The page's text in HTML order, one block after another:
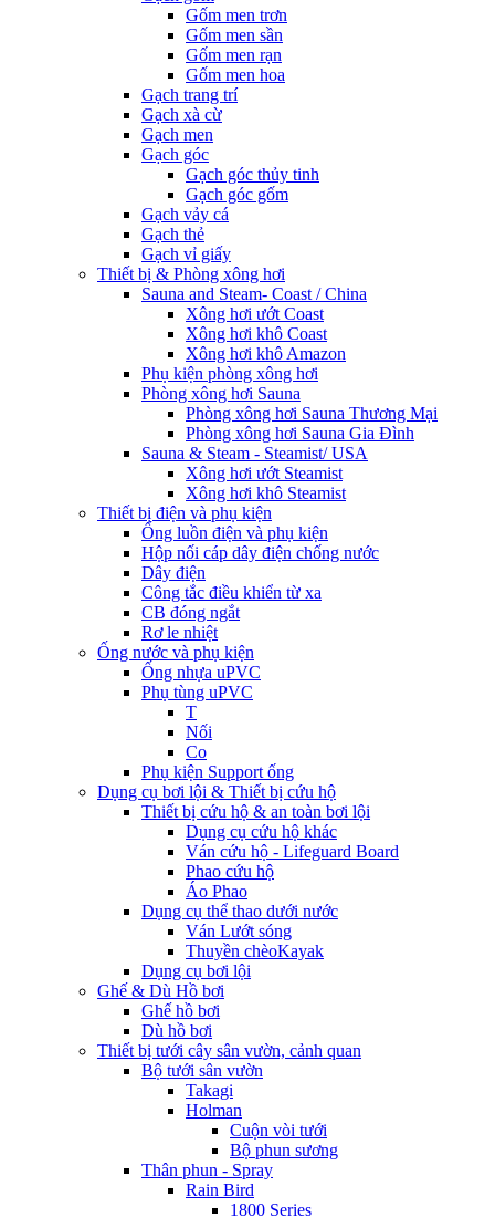
Gốm men trơn
Gốm men sần
Gốm men rạn
Gốm men hoa
Gạch trang trí
Gạch xà cừ
Gạch men
Gạch góc
Gạch góc thủy tinh
Gạch góc gốm
Gạch vảy cá
Gạch thẻ
Gạch vỉ giấy
Thiết bị & Phòng xông hơi
Sauna and Steam- Coast / China
Xông hơi ướt Coast
Xông hơi khô Coast
Xông hơi khô Amazon
Phụ kiện phòng xông hơi
Phòng xông hơi Sauna
Phòng xông hơi Sauna Thương Mại
Phòng xông hơi Sauna Gia Đình
Sauna & Steam - Steamist/ USA
Xông hơi ướt Steamist
Xông hơi khô Steamist
Thiết bị điện và phụ kiện
Ống luồn điện và phụ kiện
Hộp nối cáp dây điện chống nước
Dây điện
Công tắc điều khiển từ xa
CB đóng ngắt
Rơ le nhiệt
Ống nước và phụ kiện
Ống nhựa uPVC
Phụ tùng uPVC
T
Nối
Co
Phụ kiện Support ống
Dụng cụ bơi lội & Thiết bị cứu hộ
Thiết bị cứu hộ & an toàn bơi lội
Dụng cụ cứu hộ khác
Ván cứu hộ - Lifeguard Board
Phao cứu hộ
Áo Phao
Dụng cụ thể thao dưới nước
Ván Lướt sóng
Thuyền chèoKayak
Dụng cụ bơi lội
Ghế & Dù Hồ bơi
Ghế hồ bơi
Dù hồ bơi
Thiết bị tưới cây sân vườn, cảnh quan
Bộ tưới sân vườn
Takagi
Holman
Cuộn vòi tưới
Bộ phun sương
Thân phun - Spray
Rain Bird
1800 Series